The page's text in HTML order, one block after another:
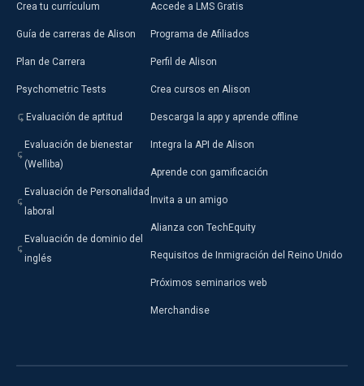
Crea tu currículum
Guía de carreras de Alison
Plan de Carrera
Psychometric Tests
Evaluación de aptitud
Evaluación de bienestar
(Welliba)
Evaluación de Personalidad
laboral
Evaluación de dominio del
inglés
Accede a LMS Gratis
Programa de Afiliados
Perfil de Alison
Crea cursos en Alison
Descarga la app y aprende offline
Integra la API de Alison
Aprende con gamificación
Invita a un amigo
Alianza con TechEquity
Requisitos de Inmigración del Reino Unido
Próximos seminarios web
Merchandise